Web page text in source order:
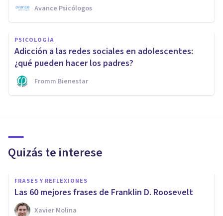
Avance Psicólogos
PSICOLOGÍA
Adicción a las redes sociales en adolescentes:
¿qué pueden hacer los padres?
Fromm Bienestar
Quizás te interese
FRASES Y REFLEXIONES
Las 60 mejores frases de Franklin D. Roosevelt
Xavier Molina